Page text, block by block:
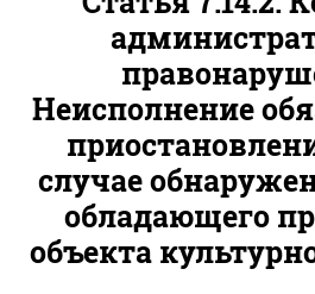
Неисполнение
случае
обладающего
объекта